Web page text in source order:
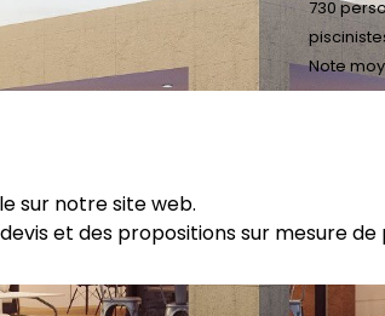
sur notre site web.
et des propositions sur mesure de
730
Note